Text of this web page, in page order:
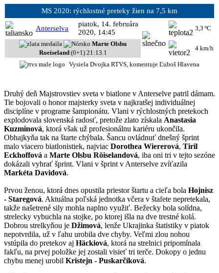
MS 2020: rýchlostné preteky žien na 7,5 km
Anterselva
piatok, 14. februára
2020, 14:45
3,3 ºC
Marte Olsbu
Roeiseland(0+1) 21:13.1
4 km/h
Vysiela Dvojka RTVS, komentuje Ľuboš Hlavena
Druhý deň Majstrovstiev sveta v biatlone v Anterselve patril dámam.
Tie bojovali o honor majsterky sveta v najkratšej individuálnej
disciplíne v programe šampionátu. Vlani v rýchlostných pretekoch
explodovala slovenská radosť, pretože zlato získala Anastasia
Kuzminová, ktorá však už profesionálnu kariéru ukončila.
Obhajkyňa tak na štarte chýbala. Šancu ovládnuť dnešný šprint
malo viacero biatlonistiek, najviac Dorothea Wiererová, Tiril
Eckhoffová a Marte Olsbu Röiselandová, iba oni tri v tejto sezóne
dokázali vyhrať šprint. Vlani v šprint v Anterselve zvíťazila
Markéta Davidová.
Prvou ženou, ktorá dnes opustila priestor štartu a cieľa bola Hojnisz
- Staregová. Aktuálna poľská jednotka včera v štafete nepretekala,
takže našetrené sily mohla naplno využiť. Bežecky bola solídna,
strelecky vybuchla na stojke, po ktorej išla na dve trestné kolá.
Dobrou strelkyňou je Džimová, lenže Ukrajinka štatistiky v piatok
nepotvrdila, už v ľahu urobila dve chyby. Veľmi zlou nohou
vstúpila do pretekov aj Häckiová, ktorá na strelnici pripomínala
fakľu, na prvej položke jej zostali visieť tri terče. Dokopy o jednu
chybu menej urobil Kristejn - Puskarčíková.